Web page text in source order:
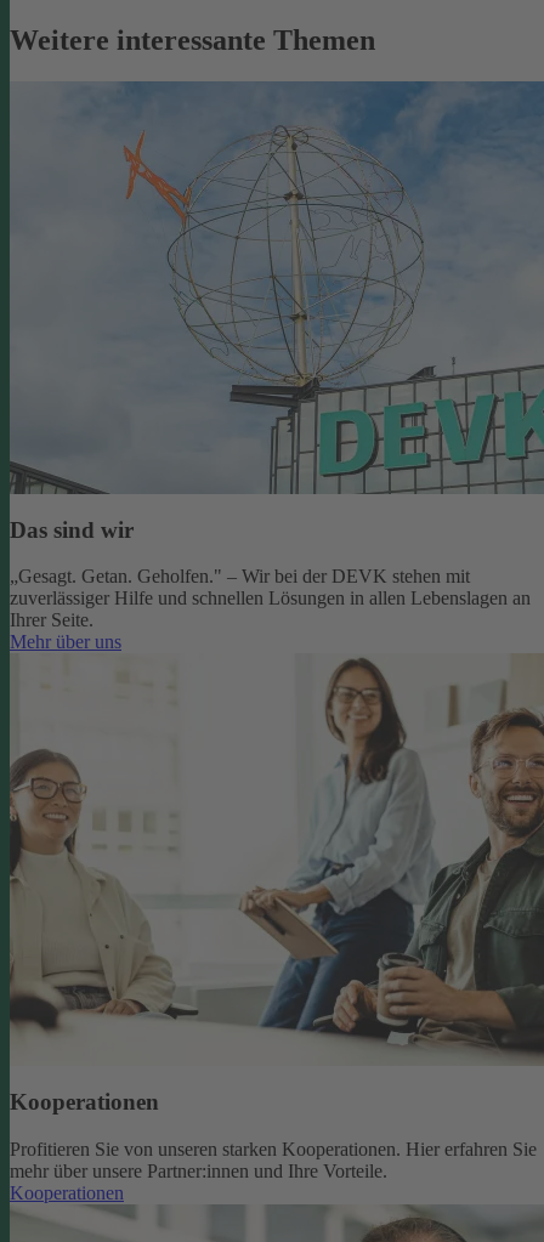
Weitere interessante Themen
Das sind wir
„Gesagt. Getan. Geholfen." – Wir bei der DEVK stehen mit
zuverlässiger Hilfe und schnellen Lösungen in allen Lebenslagen an
Ihrer Seite.
Mehr über uns
Kooperationen
Profitieren Sie von unseren starken Kooperationen. Hier erfahren Sie
mehr über unsere Partner:innen und Ihre Vorteile.
Kooperationen